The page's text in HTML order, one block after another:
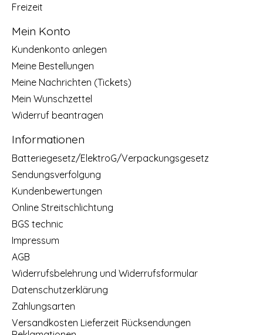
Freizeit
Mein Konto
Kundenkonto anlegen
Meine Bestellungen
Meine Nachrichten (Tickets)
Mein Wunschzettel
Widerruf beantragen
Informationen
Batteriegesetz/ElektroG/Verpackungsgesetz
Sendungsverfolgung
Kundenbewertungen
Online Streitschlichtung
BGS technic
Impressum
AGB
Widerrufsbelehrung und Widerrufsformular
Datenschutzerklärung
Zahlungsarten
Versandkosten Lieferzeit Rücksendungen